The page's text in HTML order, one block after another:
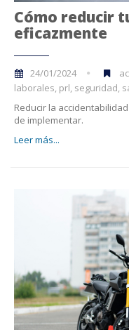
Cómo reducir
eficazmente
24/01/2024
laborales, prl, seguridad,
Reducir la
de implementar.
Leer más...